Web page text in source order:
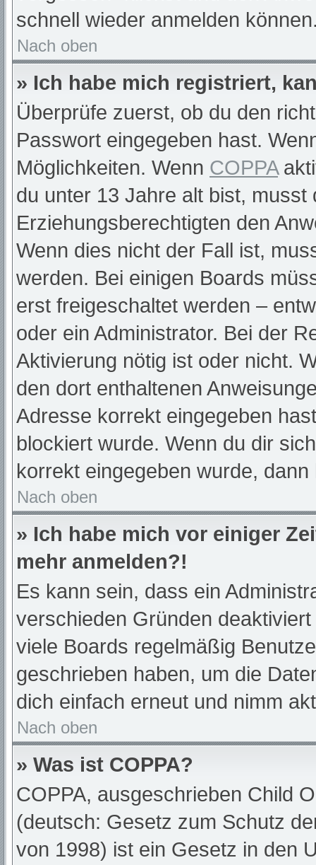
schnell wieder anmelden
Nach oben
» Ich habe mich registriert,
Überprüfe zuerst, ob du den
Passwort eingegeben hast.
Möglichkeiten. Wenn COPPA
du unter 13 Jahre alt bist,
Erziehungsberechtigten den
Wenn dies nicht der Fall ist,
werden. Bei einigen Boards
erst freigeschaltet werden –
oder ein Administrator. Bei der
Aktivierung nötig ist oder nicht.
den dort enthaltenen
Adresse korrekt eingegeben
blockiert wurde. Wenn du dir
korrekt eingegeben wurde,
Nach oben
» Ich habe mich vor einiger
mehr anmelden?!
Es kann sein, dass ein
verschieden Gründen
viele Boards regelmäßig
geschrieben haben, um die
dich einfach erneut und nimm
Nach oben
» Was ist COPPA?
COPPA, ausgeschrieben Child
(deutsch: Gesetz zum Schutz
von 1998) ist ein Gesetz in den